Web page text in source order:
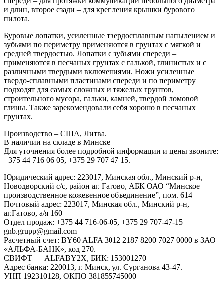
и длин, второе сзади – для крепления крышки бурового
пилота.
Буровые лопатки, усиленные твердосплавным напылением и
зубьями по периметру применяются в грунтах с мягкой и
средней твердостью. Лопатки с зубьями спереди –
применяются в песчаных грунтах с галькой, глинистых и с
различными твердыми включениями. Ножи усиленные
твердо-сплавными пластинами спереди и по периметру
подходят для самых сложных и тяжелых грунтов,
строительного мусора, гальки, камней, твердой ломовой
глины. Также зарекомендовали себя хорошо в песчаных
грунтах.
Производство – США, Литва.
В наличии на складе в Минске.
Для уточнения более подробной информации и цены звоните:
+375 44 716 06 05, +375 29 707 47 15.
Юридический адрес: 223017, Минская обл., Минский р-н,
Новодворский с/с, район аг. Гатово, АБК ОАО “Минское
производственное кожевенное объединение”, пом. 614
Почтовый адрес: 223017, Минская обл., Минский р-н,
аг.Гатово, а/я 160
Отдел продаж: +375 44 716-06-05, +375 29 707-47-15
gnb.grupp@gmail.com
Расчетный счет: BY60 ALFA 3012 2187 8200 7027 0000 в ЗАО
«АЛЬФА-БАНК», код 270.
СВИФТ — ALFABY2X, БИК: 153001270
Адрес банка: 220013, г. Минск, ул. Сурганова 43-47.
УНП 192310128, ОКПО 381855745000